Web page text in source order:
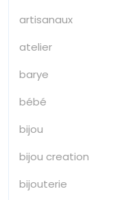
artisanaux
atelier
barye
bébé
bijou
bijou creation
bijouterie